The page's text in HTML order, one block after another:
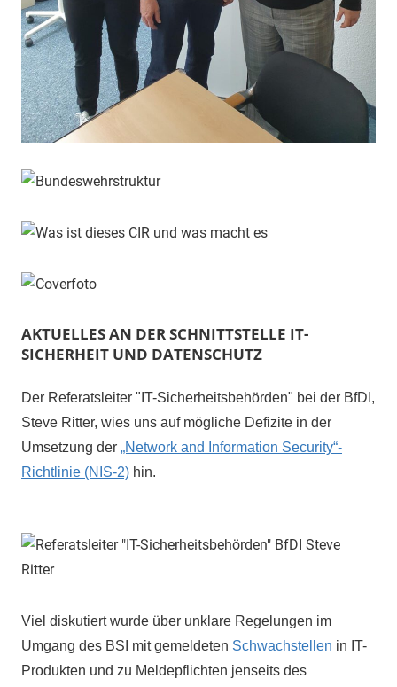
AKTUELLES AN DER SCHNITTSTELLE IT-
SICHERHEIT UND DATENSCHUTZ
Der Referatsleiter "IT-Sicherheitsbehörden" bei der BfDI,
Steve Ritter, wies uns auf mögliche Defizite in der
Umsetzung der „Network and Information Security“-
Richtlinie (NIS-2) hin.
Viel diskutiert wurde über unklare Regelungen im
Umgang des BSI mit gemeldeten Schwachstellen in IT-
Produkten und zu Meldepflichten jenseits des